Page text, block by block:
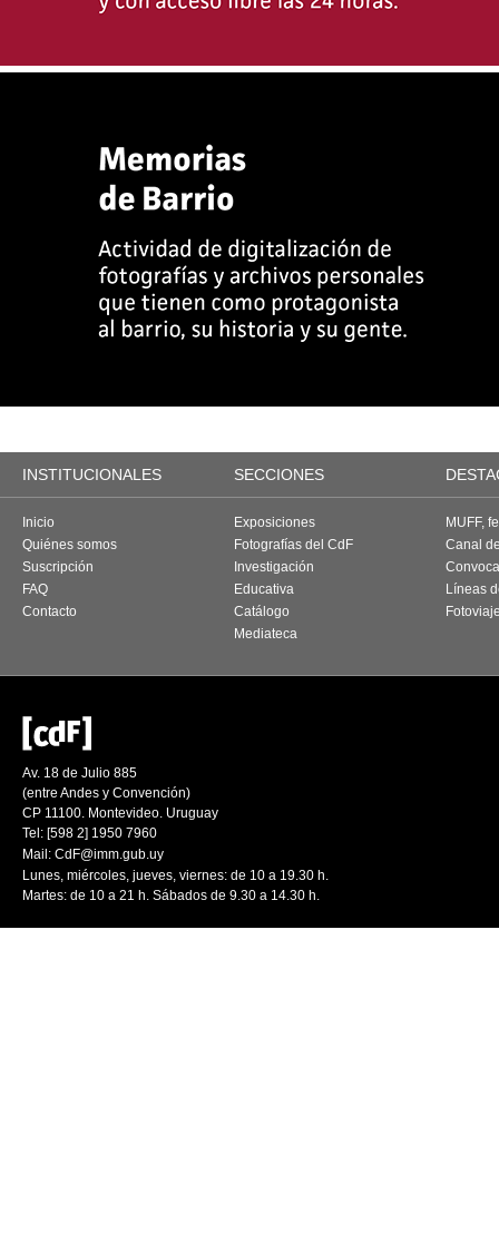
INSTITUCIONALES SECCIONES
Inicio
Quiénes somos
Suscripción
FAQ
Contacto
Exposiciones
Fotografías del CdF
Investigación
Educativa
Catálogo
Mediateca
MUFF,
Canal
Líneas
Av. 18 de Julio 885
(entre Andes y Convención)
CP 11100. Montevideo. Uruguay
Tel: [598 2] 1950 7960
Mail: CdF@imm.gub.uy
Lunes, miércoles, jueves, viernes: de 10 a 19.30 h.
Martes: de 10 a 21 h. Sábados de 9.30 a 14.30 h.